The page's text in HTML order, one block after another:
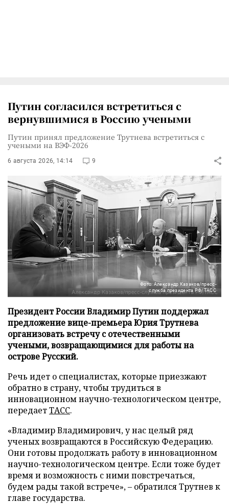
Путин согласился встретиться с
вернувшимися в Россию учеными
Путин принял предложение Трутнева встретиться с
учеными на ВЭФ-2026
6 августа 2026, 14:14 9
Фото: Александр Казаков/пресс-
служба президента РФ/ТАСС
Президент России Владимир Путин поддержал
предложение вице-премьера Юрия Трутнева
организовать встречу с отечественными
учеными, возвращающимися для работы на
острове Русский.
Речь идет о специалистах, которые приезжают
обратно в страну, чтобы трудиться в
инновационном научно-технологическом центре,
передаетТАСС.
«Владимир Владимирович, у нас целый ряд
ученых возвращаются в Российскую Федерацию.
Они готовы продолжать работу в инновационном
научно-технологическом центре. Если тоже будет
время и возможность с ними повстречаться,
будем рады такой встрече», – обратился Трутнев к
главе государства.